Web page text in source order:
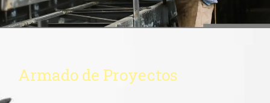
Armado de Proyectos